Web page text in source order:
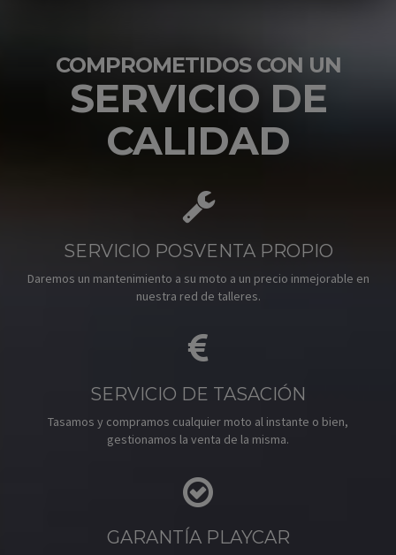
COMPROMETIDOS CON UN
SERVICIO DE
CALIDAD
SERVICIO POSVENTA PROPIO
Daremos un mantenimiento a su moto a un precio inmejorable en
nuestra red de talleres.
SERVICIO DE TASACIÓN
Tasamos y compramos cualquier moto al instante o bien,
gestionamos la venta de la misma.
GARANTÍA PLAYCAR